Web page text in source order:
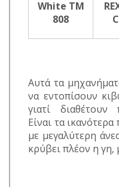
White TM
808
Αυτά τα
να εντοπίσουν
γιατί διαθέτουν
Είναι τα
με μεγαλύτερη
κρύβει πλέον η γη,